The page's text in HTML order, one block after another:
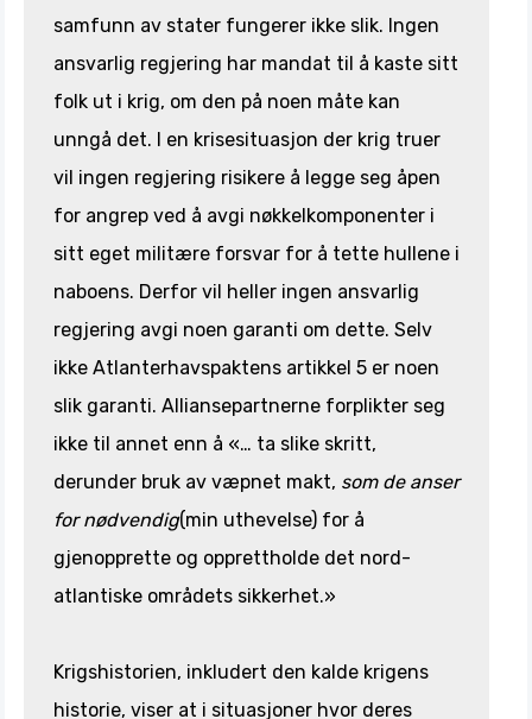
samfunn av stater fungerer ikke slik. Ingen
ansvarlig regjering har mandat til å kaste sitt
folk ut i krig, om den på noen måte kan
unngå det. I en krisesituasjon der krig truer
vil ingen regjering risikere å legge seg åpen
for angrep ved å avgi nøkkelkomponenter i
sitt eget militære forsvar for å tette hullene i
naboens. Derfor vil heller ingen ansvarlig
regjering avgi noen garanti om dette. Selv
ikke Atlanterhavspaktens artikkel 5 er noen
slik garanti. Alliansepartnerne forplikter seg
ikke til annet enn å «… ta slike skritt,
derunder bruk av væpnet makt, som de anser
for nødvendig(min uthevelse) for å
gjenopprette og opprettholde det nord-
atlantiske områdets sikkerhet.»
Krigshistorien, inkludert den kalde krigens
historie, viser at i situasjoner hvor deres